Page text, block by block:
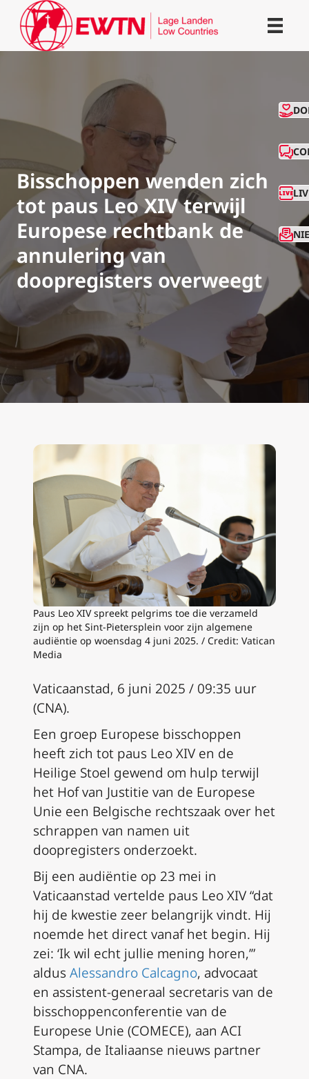
Bisschoppen wenden zich
tot paus Leo XIV terwijl
Europese rechtbank de
annulering van
doopregisters overweegt
Paus Leo XIV spreekt pelgrims toe die verzameld
zijn op het Sint-Pietersplein voor zijn algemene
audiëntie op woensdag 4 juni 2025. / Credit: Vatican
Media
Vaticaanstad, 6 juni 2025 / 09:35 uur
(CNA).
Een groep Europese bisschoppen
heeft zich tot paus Leo XIV en de
Heilige Stoel gewend om hulp terwijl
het Hof van Justitie van de Europese
Unie een Belgische rechtszaak over het
schrappen van namen uit
doopregisters onderzoekt.
Bij een audiëntie op 23 mei in
Vaticaanstad vertelde paus Leo XIV “dat
hij de kwestie zeer belangrijk vindt. Hij
noemde het direct vanaf het begin. Hij
zei: ‘Ik wil echt jullie mening horen,’”
aldus Alessandro Calcagno, advocaat
en assistent-generaal secretaris van de
bisschoppenconferentie van de
Europese Unie (COMECE), aan ACI
Stampa, de Italiaanse nieuws partner
van CNA.